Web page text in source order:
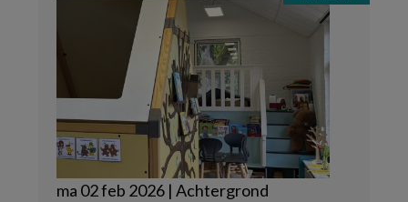
ma 02 feb 2026 | Achtergrond